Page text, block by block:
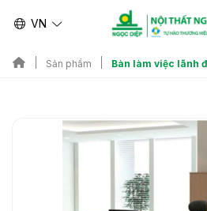
VN
Sản phẩm Bàn làm việc lãnh